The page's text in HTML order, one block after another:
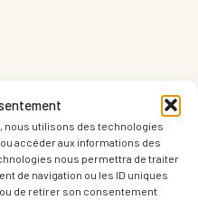
utilisons des technologies
accéder aux informations des
nous permettra de traiter
de navigation ou les ID uniques
de retirer son consentement